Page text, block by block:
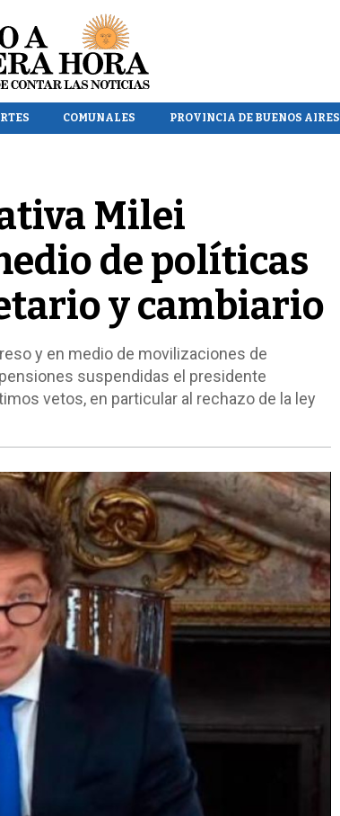
COMUNALES PROVINCIA DE BUENOS AIRES
Milei
de políticas
y cambiario
y en medio de movilizaciones de
suspendidas el presidente
vetos, en particular al rechazo de la ley